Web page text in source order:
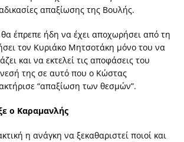
απαξίωσης της Βουλής.
έπρεπε ήδη να έχει αποχωρήσει από τη
τον Κυριάκο Μητσοτάκη μόνο του να
και να εκτελεί τις αποφάσεις του
της σε αυτό που ο Κώστας
“απαξίωση των θεσμών”.
ο Καραμανλής
η ανάγκη να ξεκαθαριστεί ποιοί και